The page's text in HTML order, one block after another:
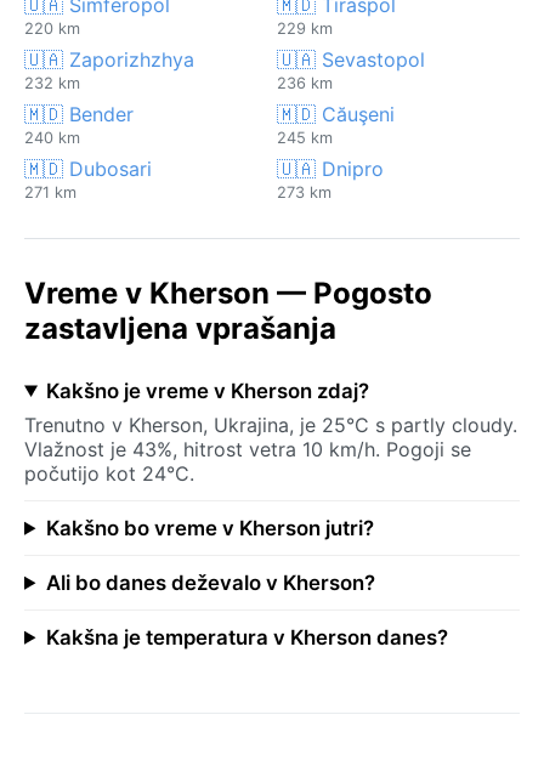
220 km 229 km
🇺🇦 Zaporizhzhya
232 km
🇺🇦 Sevastopol
236 km
🇲🇩 Bender
240 km
🇲🇩 Căuşeni
245 km
🇲🇩 Dubosari
271 km
🇺🇦 Dnipro
273 km
Vreme v Kherson — Pogosto
zastavljena vprašanja
Kakšno je vreme v Kherson zdaj?
Trenutno v Kherson, Ukrajina, je 25°C s partly cloudy.
Vlažnost je 43%, hitrost vetra 10 km/h. Pogoji se
počutijo kot 24°C.
Kakšno bo vreme v Kherson jutri?
Ali bo danes deževalo v Kherson?
Kakšna je temperatura v Kherson danes?